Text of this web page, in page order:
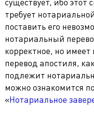
существует, ибо
требует
поставить его
нотариальный
корректное, но имеет
перевод апостиля,
подлежит
можно ознакомится
«Нотариальное